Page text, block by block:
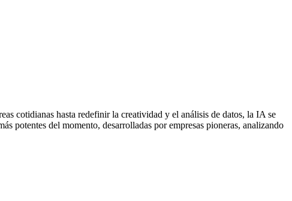
cotidianas hasta redefinir la creatividad y el análisis de datos, la IA se
potentes del momento, desarrolladas por empresas pioneras, analizando